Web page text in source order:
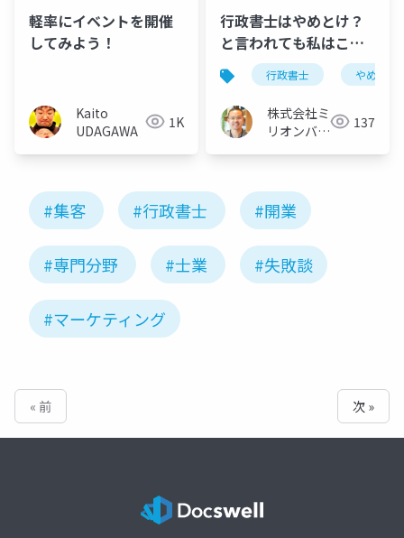
軽率にイベントを開催
してみよう！
Kaito
UDAGAWA
1K
行政書士はやめとけ？
と言われても私はこう
考える行政書士 やめとけ
株式会社ミ
リオンバリ
137
#集客 #行政書士 #開業
#専門分野 #士業 #失敗談
#マーケティング
« 前 次 »